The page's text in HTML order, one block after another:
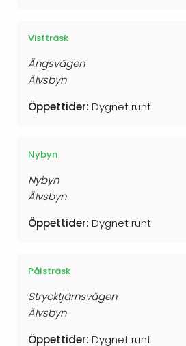
Vistträsk
Ängsvägen
Älvsbyn
Öppettider: Dygnet runt
Nybyn
Nybyn
Älvsbyn
Öppettider: Dygnet runt
Pålsträsk
Strycktjärnsvägen
Älvsbyn
Öppettider: Dygnet runt